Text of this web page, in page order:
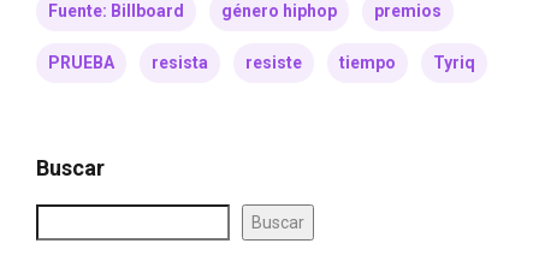
Fuente: Billboard género hiphop premios
PRUEBA resista resiste tiempo Tyriq
Buscar
Buscar